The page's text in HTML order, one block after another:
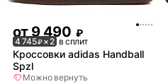
от9 490 ₽
4 745₽× 2 в сплит
Кроссовки adidas Handball
Spzl
Можно вернуть